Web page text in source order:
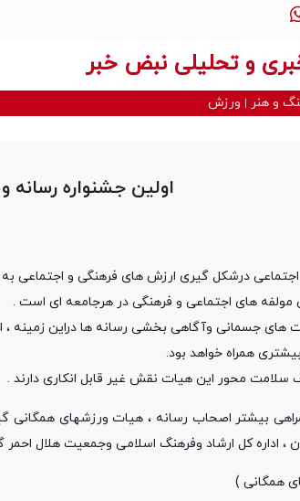
و تحلیلی نبض خبر
و هنر ورزش
اولین جشنواره رسانه
اجتماعی درشکل گیری ارزش های فرهنگی و اجتماعی
های اجتماعی و فرهنگی در هرجامعه ای است .
های جسمانی وآگاهی بخشی رسانه ها دراین
همراه خواهد بود.
سلامت محور این هیات نقش غیر قابل انکاری دارند .
بیشتر اصحاب رسانه ، هیات ورزشهای همگانی
، اداره کل ارشاد وفرهنگ اسلامی وجمعیت هلال احمر
همگانی )